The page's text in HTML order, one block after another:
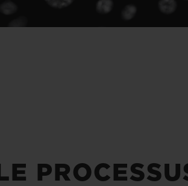
LE